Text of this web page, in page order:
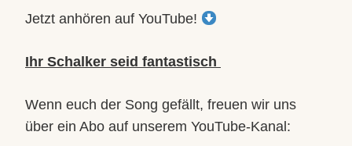
Jetzt anhören auf YouTube!
Ihr Schalker seid fantastisch
Wenn euch der Song gefällt, freuen wir uns
über ein Abo auf unserem YouTube-Kanal: